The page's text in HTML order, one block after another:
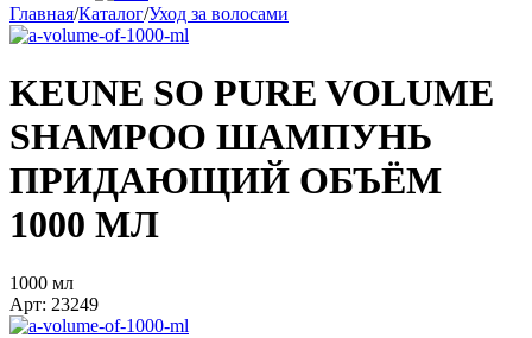
Главная/Каталог/Уход за волосами
KEUNE SO PURE VOLUME
SHAMPOO ШАМПУНЬ
ПРИДАЮЩИЙ ОБЪЁМ
1000 МЛ
1000 мл
Арт: 23249